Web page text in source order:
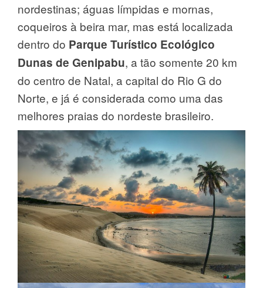
nordestinas; águas límpidas e mornas,
coqueiros à beira mar, mas está localizada
dentro do Parque Turístico Ecológico
Dunas de Genipabu, a tão somente 20 km
do centro de Natal, a capital do Rio G do
Norte, e já é considerada como uma das
melhores praias do nordeste brasileiro.